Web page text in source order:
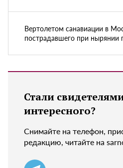
Вертолетом санавиации в
пострадавшего при нырянии
Стали
интересного?
Снимайте на телефон,
редакцию, читайте на